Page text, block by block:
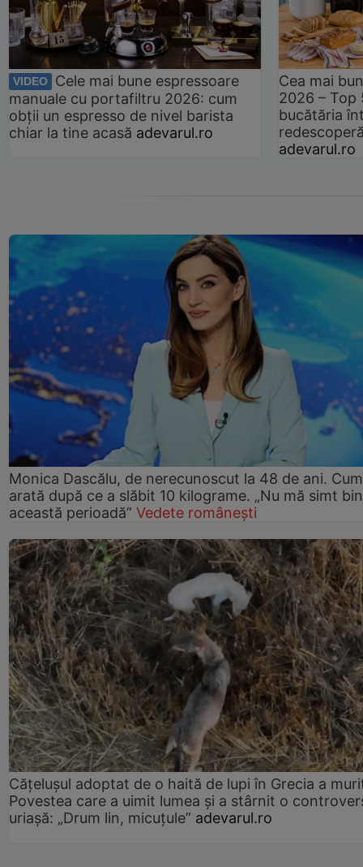
VIDEO
Cele mai bune espressoare
manuale cu portafiltru 2026: cum
obții un espresso de nivel barista
chiar la tine acasă adevarul.ro
Cea mai
2026 –
bucătăria
adevarul.ro
Monica Dascălu, de nerecunoscut la 48 de ani. Cum
arată după ce a slăbit 10 kilograme. „Nu mă simt
această perioadă” Vedete românești
Cățelușul adoptat de o haită de lupi în Grecia a
Povestea care a uimit lumea și a stârnit o
uriașă: „Drum lin, micuțule” adevarul.ro